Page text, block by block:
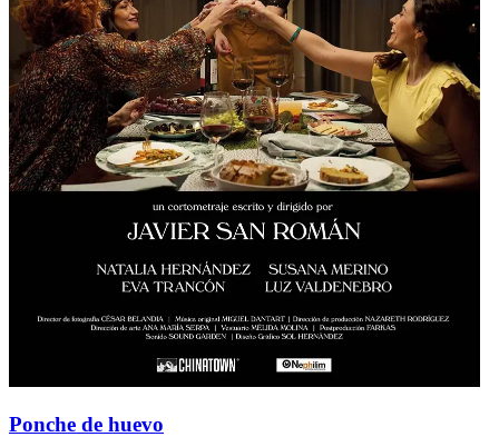
Ponche de huevo